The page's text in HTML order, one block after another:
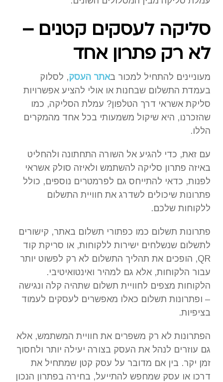
סליקה לעסקים קטנים –
לא רק פתרון אחד
מעוניינים להתחיל למכור באתר העסק, לסלוק
בעמדת התשלום שבחנות או אולי להציע אפשרויות
סליקת אשראי דרך הטלפון? עמלת הסליקה, כמו
שהזכרנו, היא שיקול משמעותי בכל אחד מהמקרים
הללו.
עם זאת, כדי להגיע אל השורה התחתונה ולהחליט
באיזה פתרון סליקה להשתמש ולאיזה סולק אשראי
לפנות, כדאי להתייחס גם לפרמטרים נוספים, כולל
פתרונות שיכולים לשדרג את חוויית התשלום
ללקוחות שלכם.
פתרונות תשלום כמו כפתורי תשלום באתר, קישורים
לתשלום שנשלחים ישירות ללקוחות, או סריקת קוד
QR, הופכים את תהליך התשלום לא רק לפשוט יותר
עבור הלקוחות, אלא גם למהיר ואינטואיטיבי.
הלקוחות מצפים לחוויית תשלום שתהיה קלה ונגישה
– ופתרונות תשלום כאלו מאפשרים לעסקים לעמוד
בציפיות.
הפתרונות לא רק משפרים את חוויית המשתמש, אלא
גם עוזרים לנהל את העסק בצורה יעילה יותר ולחסוך
זמן יקר. בין אם מדובר על עסק קטן שמתחיל את
דרכו או עסק שמחפש להתייעל, בחירה בפתרון הנכון